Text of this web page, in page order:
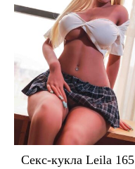
Секс-кукла Leila 165